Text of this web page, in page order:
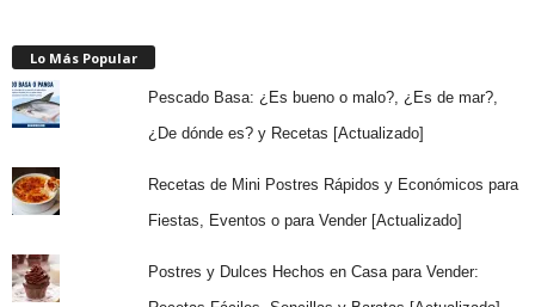
Lo Más Popular
Pescado Basa: ¿Es bueno o malo?, ¿Es de mar?,
¿De dónde es? y Recetas [Actualizado]
Recetas de Mini Postres Rápidos y Económicos para
Fiestas, Eventos o para Vender [Actualizado]
Postres y Dulces Hechos en Casa para Vender: